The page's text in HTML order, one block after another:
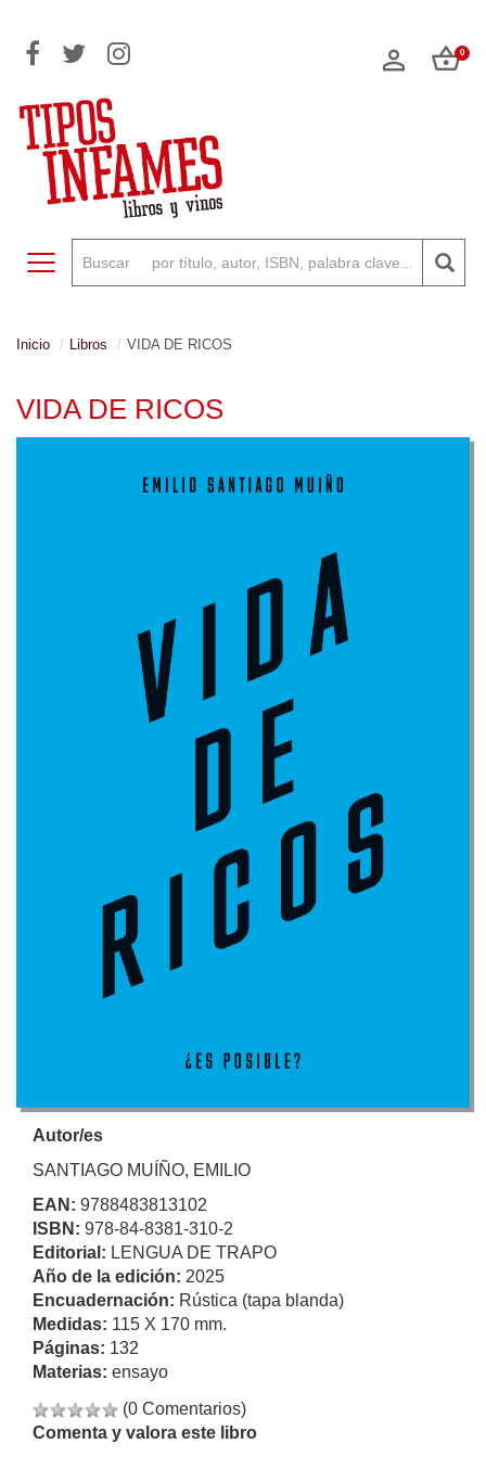
0
Toggle navigation
Inicio Libros VIDA DE RICOS
VIDA DE RICOS
Autor/es
SANTIAGO MUÍÑO, EMILIO
EAN: 9788483813102
ISBN: 978-84-8381-310-2
Editorial: LENGUA DE TRAPO
Año de la edición: 2025
Encuadernación: Rústica (tapa blanda)
Medidas: 115 X 170 mm.
Páginas: 132
Materias: ensayo
(0 Comentarios)
Comenta y valora este libro